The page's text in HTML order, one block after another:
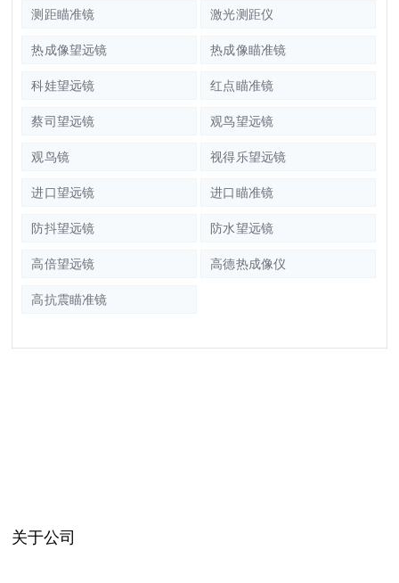
测距瞄准镜 激光测距仪
热成像望远镜 热成像瞄准镜
科娃望远镜 红点瞄准镜
蔡司望远镜 观鸟望远镜
观鸟镜 视得乐望远镜
进口望远镜 进口瞄准镜
防抖望远镜 防水望远镜
高倍望远镜 高德热成像仪
高抗震瞄准镜
关于公司